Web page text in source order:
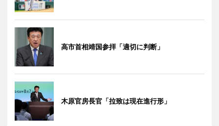
高市首相靖国参拝「適切に判断」
木原官房長官「拉致は現在進行形」